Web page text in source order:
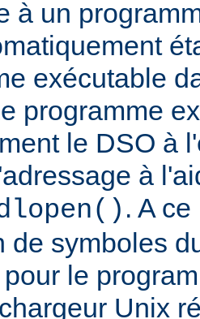
à un
exécutable
programme
le DSO à
à
. A
de symboles
le
Unix